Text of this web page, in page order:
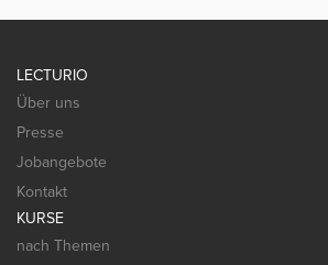
LECTURIO
Über uns
Presse
Jobangebote
Kontakt
KURSE
nach Themen